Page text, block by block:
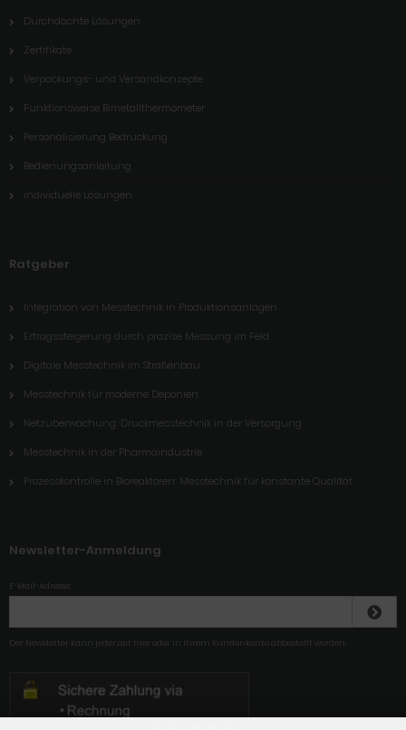
Durchdachte Lösungen
Zertifikate
Verpackungs- und Versandkonzepte
Funktionsweise Bimetallthermometer
Personalisierung Bedruckung
Bedienungsanleitung
individuelle Lösungen
Ratgeber
Integration von Messtechnik in Produktionsanlagen
Ertragssteigerung durch präzise Messung im Feld
Digitale Messtechnik im Straßenbau
Messtechnik für moderne Deponien
Netzüberwachung: Druckmesstechnik in der Versorgung
Messtechnik in der Pharmaindustrie
Prozesskontrolle in Bioreaktoren: Messtechnik für konstante Qualität
Newsletter-Anmeldung
E-Mail-Adresse:
Der Newsletter kann jederzeit hier oder in Ihrem Kundenkonto abbestellt werden.